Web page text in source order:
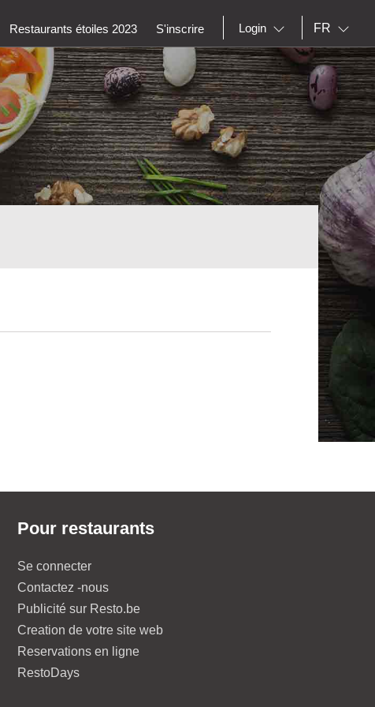
Restaurants étoiles 2023 S'inscrire Login FR
Pour restaurants
Se connecter
Contactez -nous
Publicité sur Resto.be
Creation de votre site web
Reservations en ligne
RestoDays